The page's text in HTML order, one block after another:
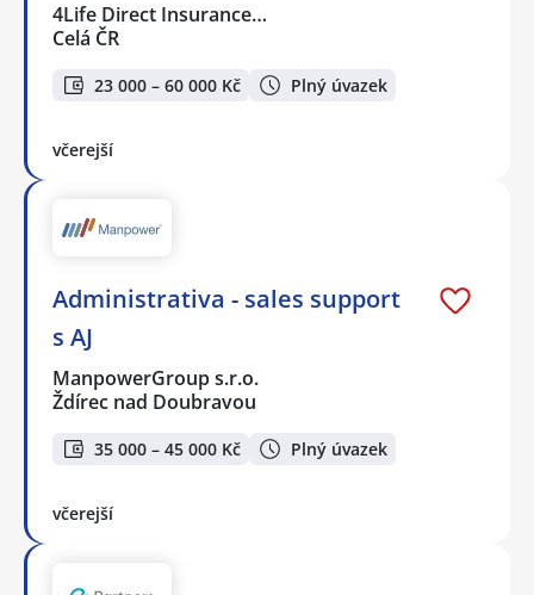
4Life Direct Insurance…
Celá ČR
23 000 – 60 000 Kč Plný úvazek
včerejší
Administrativa - sales support
s AJ
ManpowerGroup s.r.o.
Ždírec nad Doubravou
35 000 – 45 000 Kč Plný úvazek
včerejší